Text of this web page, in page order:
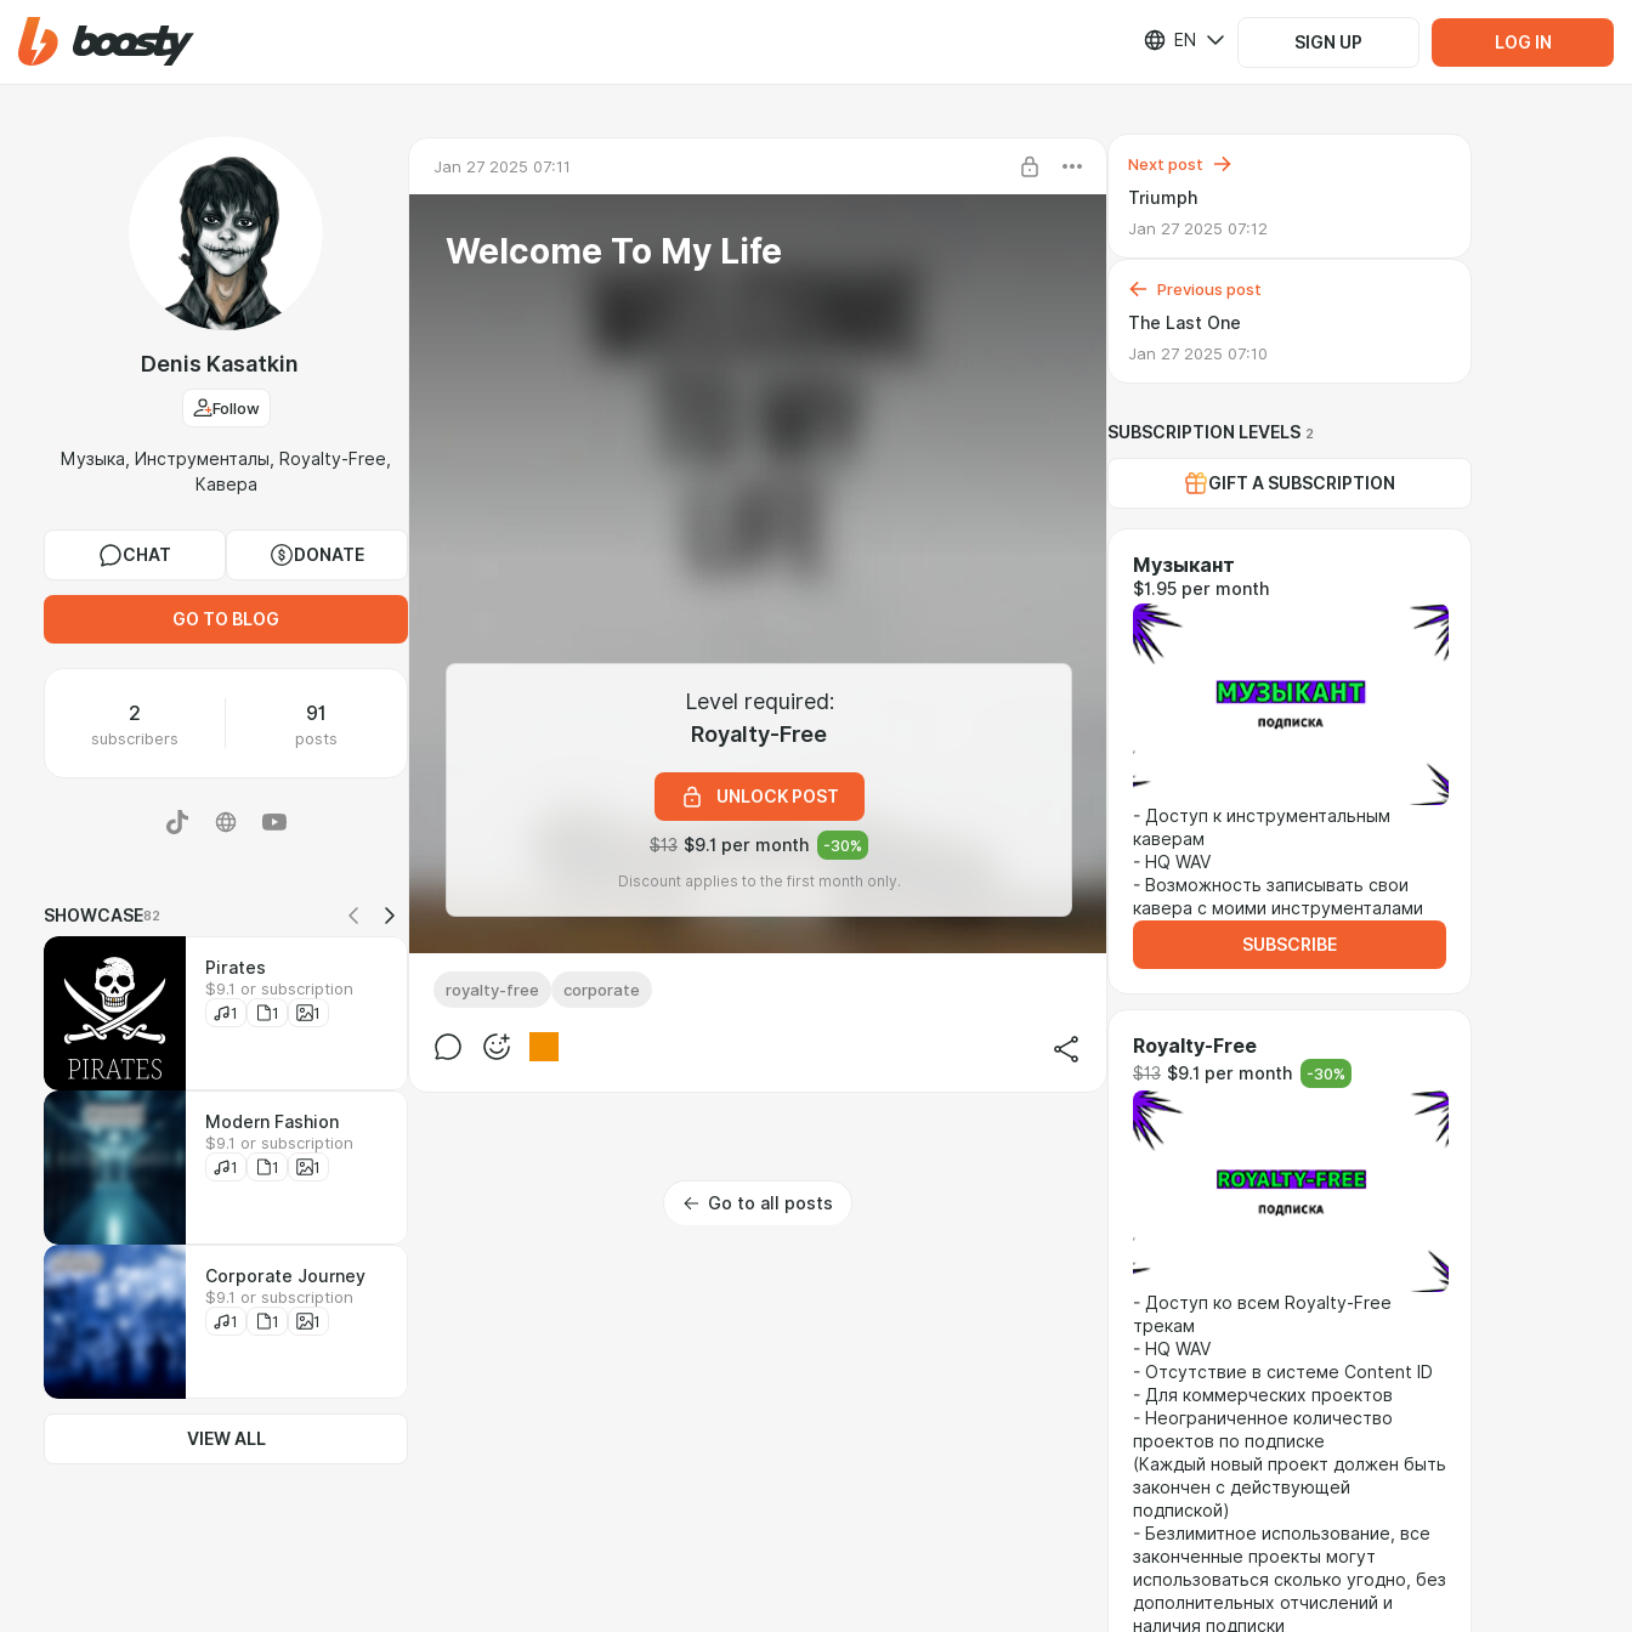
EN SIGN UP LOG IN
Denis Kasatkin
Follow
Музыка, Инструменталы, Royalty-Free,
Кавера
CHAT DONATE
GO TO BLOG
2
subscribers
91
posts
SHOWCASE82
Pirates
$9.1 or subscription
1
1 1
Modern Fashion
$9.1 or subscription
1
1 1
Corporate Journey
$9.1 or subscription
1
1 1
VIEW ALL
Jan 27 2025 07:11
Welcome To My Life
Level required:
Royalty-Free
UNLOCK POST
$13 $9.1 per month -30%
Discount applies to the first month only.
royalty-free corporate
Go to all posts
Next post
Triumph
Jan 27 2025 07:12
Previous post
The Last One
Jan 27 2025 07:10
SUBSCRIPTION LEVELS 2
GIFT A SUBSCRIPTION
Музыкант
$1.95 per month
- Доступ к инструментальным
каверам
- HQ WAV
- Возможность записывать свои
кавера с моими инструменталами
SUBSCRIBE
Royalty-Free
$13 $9.1 per month -30%
- Доступ ко всем Royalty-Free
трекам
- HQ WAV
- Отсутствие в системе Content ID
- Для коммерческих проектов
- Неограниченное количество
проектов по подписке
(Каждый новый проект должен быть
закончен с действующей
подпиской)
- Безлимитное использование, все
законченные проекты могут
использоваться сколько угодно, без
дополнительных отчислений и
наличия подписки